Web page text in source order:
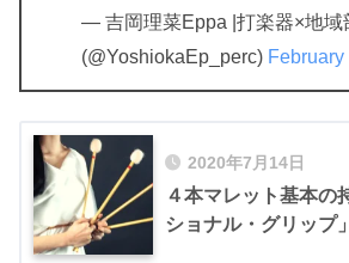
— 吉岡理菜Eppa |打楽器×地域
(@YoshiokaEp_perc)
2020年7月14日
４本マレット基本の
ショナル・グリップ」